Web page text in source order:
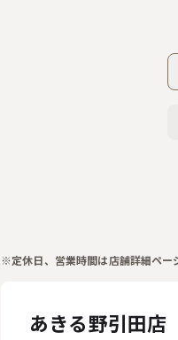
※定休日、営業時間は店舗詳細ペー
あきる野引田店